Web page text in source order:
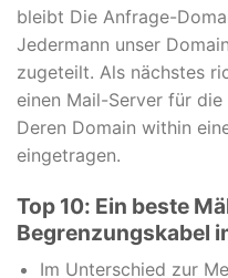
bleibt Die Anfrage-
Jedermann unser
zugeteilt. Als nächstes
einen Mail-Server für
Deren Domain within
eingetragen.
Top 10: Ein beste
Begrenzungskabel
Im Unterschied zur